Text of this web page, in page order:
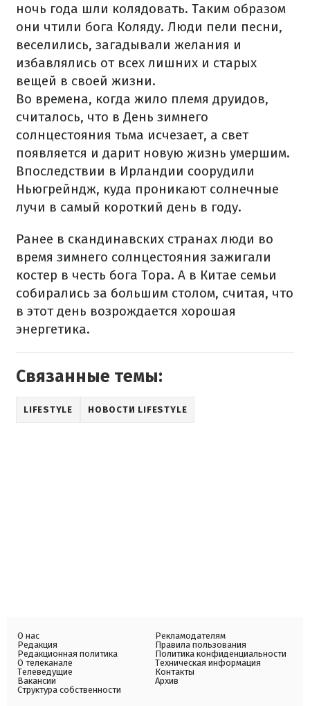
ночь года шли колядовать. Таким образом
они чтили бога Коляду. Люди пели песни,
веселились, загадывали желания и
избавлялись от всех лишних и старых
вещей в своей жизни.
Во времена, когда жило племя друидов,
считалось, что в День зимнего
солнцестояния тьма исчезает, а свет
появляется и дарит новую жизнь умершим.
Впоследствии в Ирландии соорудили
Ньюгрейндж, куда проникают солнечные
лучи в самый короткий день в году.
Ранее в скандинавских странах люди во
время зимнего солнцестояния зажигали
костер в честь бога Тора. А в Китае семьи
собирались за большим столом, считая, что
в этот день возрождается хорошая
энергетика.
Связанные темы:
LIFESTYLE НОВОСТИ LIFESTYLE
О нас
Редакция
Редакционная политика
О телеканале
Телеведущие
Вакансии
Структура собственности
Рекламодателям
Правила пользования
Политика конфиденциальности
Техническая информация
Контакты
Архив